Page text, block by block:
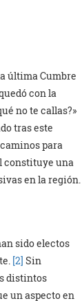
última Cumbre
con la
no te callas?»
tras este
para
constituye una
en la región.
sido electos
[2] Sin
distintos
un aspecto en